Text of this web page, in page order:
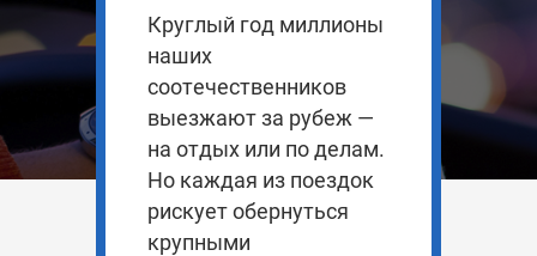
Круглый год миллионы
наших
соотечественников
выезжают за рубеж —
на отдых или по делам.
Но каждая из поездок
рискует обернуться
крупными